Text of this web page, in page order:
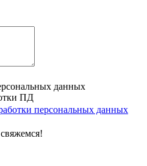
данных
ПД
персональных данных